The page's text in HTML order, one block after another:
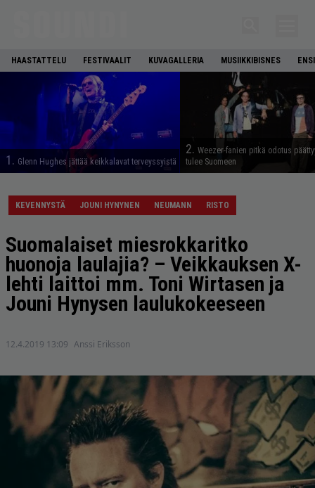
HAASTATTELU FESTIVAALIT KUVAGALLERIA MUSIIKKIBISNES
1. Glenn Hughes jättää keikkalavat terveyssyistä
2. Weezer-fanien pitkä odotus
tulee Suomeen
KEVENNYSTÄ JOUNI HYNYNEN NEUMANN RISTO
Suomalaiset miesrokkaritko
huonoja laulajia? – Veikkauksen X-
lehti laittoi mm. Toni Wirtasen ja
Jouni Hynysen laulukokeeseen
12.4.2019 13:09 Anssi Eriksson